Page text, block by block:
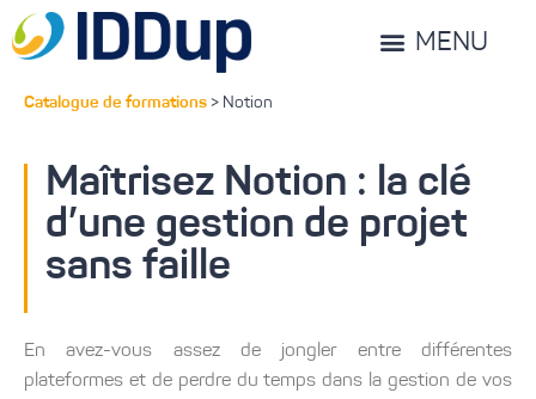
MENU
Catalogue de formations > Notion
Maîtrisez Notion : la clé
d’une gestion de projet
sans faille
En avez-vous assez de jongler entre différentes
plateformes et de perdre du temps dans la gestion de vos